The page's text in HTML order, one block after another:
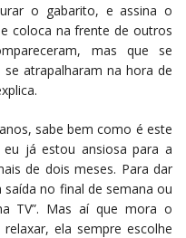
o gabarito, e assina o
coloca na frente de outros
mas que se
atrapalharam na hora de
sabe bem como é este
eu já estou ansiosa para a
de dois meses. Para dar
no final de semana ou
TV”. Mas aí que mora o
ela sempre escolhe